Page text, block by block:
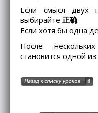
Если смысл двух
выбирайте正确.
Если хотя бы одна
После
становится одной